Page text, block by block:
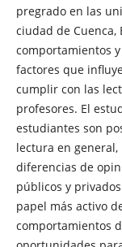
pregrado en las
ciudad de Cuenca,
comportamientos
factores que
cumplir con las
profesores. El
estudiantes son
lectura en
diferencias de
públicos y
papel más activo
comportamientos